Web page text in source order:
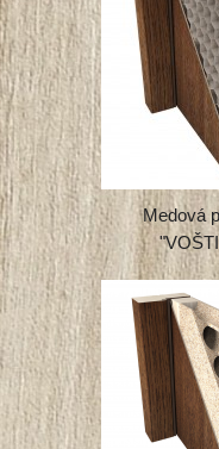
Medová